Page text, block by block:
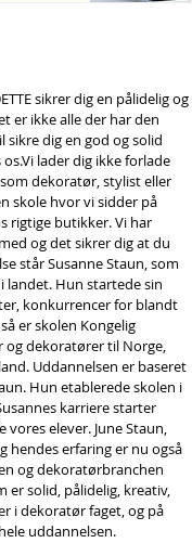
sikrer dig en pålidelig og
er ikke alle der har den
sikre dig en god og solid
lader dig ikke forlade
dekoratør, stylist eller
skole hvor vi sidder på
rigtige butikker. Vi har
og det sikrer dig at du
står Susanne Staun, som
landet. Hun startede sin
konkurrencer for blandt
er skolen Kongelig
og dekoratører til Norge,
Uddannelsen er baseret
Hun etablerede skolen i
karriere starter
vores elever. June Staun,
hendes erfaring er nu også
og dekoratørbranchen
er solid, pålidelig, kreativ,
i dekoratør faget, og på
uddannelsen.